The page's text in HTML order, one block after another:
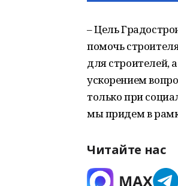
– Цель
помочь
для строителей,
ускорением
только при
мы придем в
Читайте нас